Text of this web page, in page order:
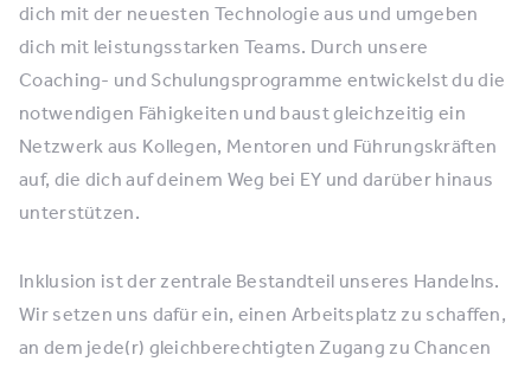
dich mit der neuesten Technologie aus und umgeben
dich mit leistungsstarken Teams. Durch unsere
Coaching- und Schulungsprogramme entwickelst du die
notwendigen Fähigkeiten und baust gleichzeitig ein
Netzwerk aus Kollegen, Mentoren und Führungskräften
auf, die dich auf deinem Weg bei EY und darüber hinaus
unterstützen.
Inklusion ist der zentrale Bestandteil unseres Handelns.
Wir setzen uns dafür ein, einen Arbeitsplatz zu schaffen,
an dem jede(r) gleichberechtigten Zugang zu Chancen